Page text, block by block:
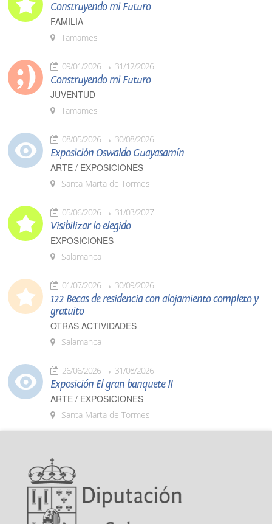
Construyendo mi Futuro
FAMILIA
Tamames
09/01/2026 31/12/2026
Construyendo mi Futuro
JUVENTUD
Tamames
08/05/2026 30/08/2026
Exposición Oswaldo Guayasamín
ARTE / EXPOSICIONES
Santa Marta de Tormes
05/06/2026 31/03/2027
Visibilizar lo elegido
EXPOSICIONES
Salamanca
01/07/2026 30/09/2026
122 Becas de residencia con alojamiento completo y
gratuito
OTRAS ACTIVIDADES
Salamanca
26/06/2026 31/08/2026
Exposición El gran banquete II
ARTE / EXPOSICIONES
Santa Marta de Tormes